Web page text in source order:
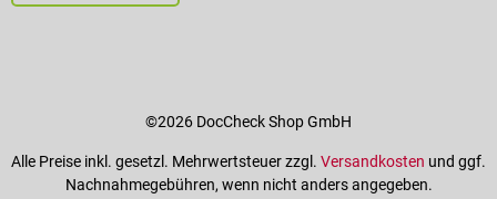
©2026 DocCheck Shop GmbH
Alle Preise inkl. gesetzl. Mehrwertsteuer zzgl. Versandkosten und ggf.
Nachnahmegebühren, wenn nicht anders angegeben.